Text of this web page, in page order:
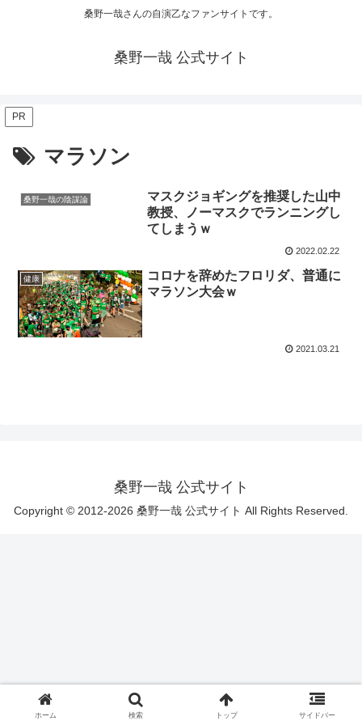
桑野一哉さんの自演乙なファンサイトです。
桑野一哉 公式サイト
PR
マラソン
桑野一哉の陰謀論
マスクジョギングを推奨した山中
教授、ノーマスクでランニングし
てしまうｗ
2022.02.22
健康
コロナを辞めたフロリダ、普通に
マラソン大会ｗ
2021.03.21
桑野一哉 公式サイト
Copyright © 2012-2026 桑野一哉 公式サイト All Rights Reserved.
ホーム 検索 トップ サイドバー